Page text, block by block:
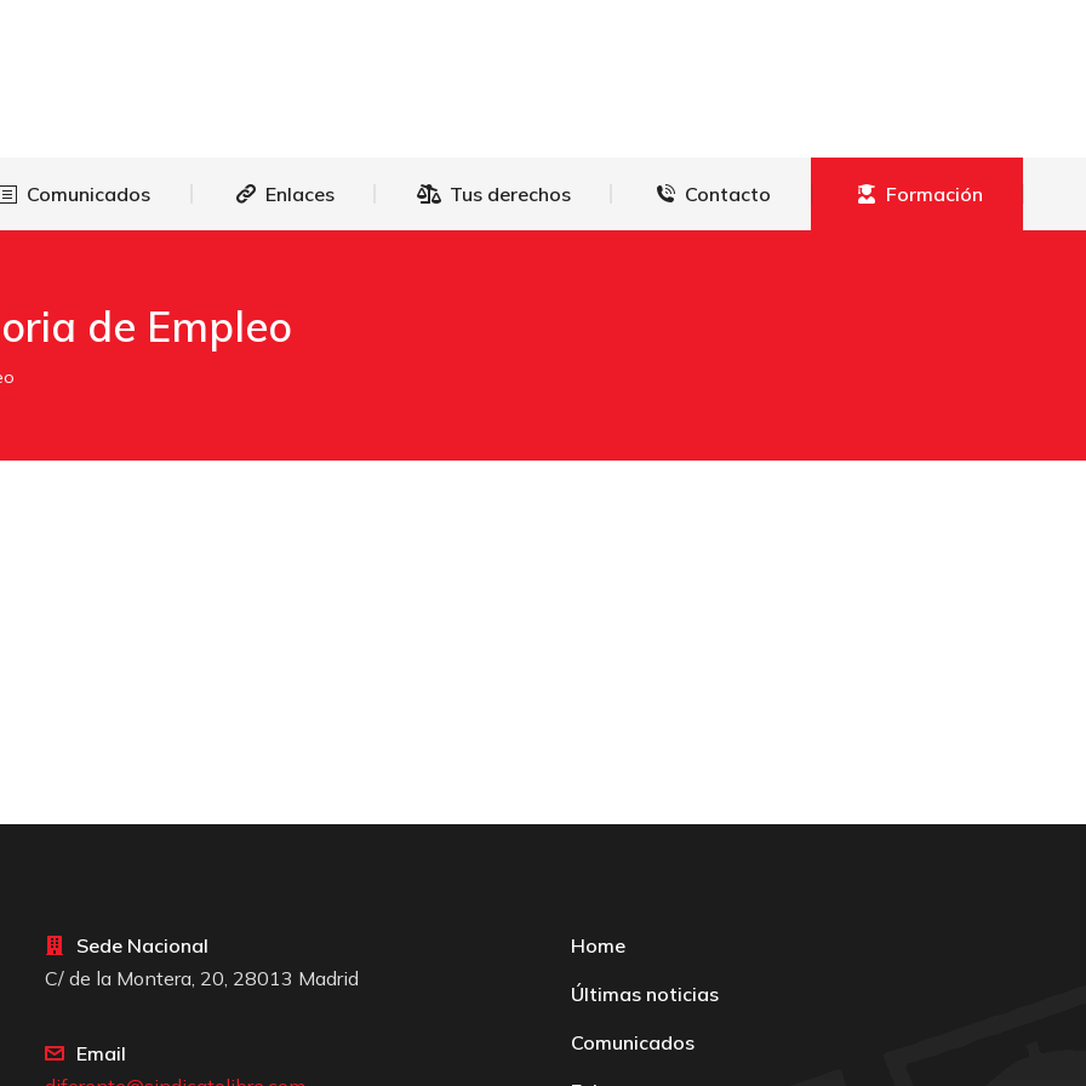
Comunicados Enlaces Tus derechos Contacto Formación
de Empleo
Sede Nacional
C/ de la Montera, 20, 28013 Madrid
Email
Home
Últimas noticias
Comunicados